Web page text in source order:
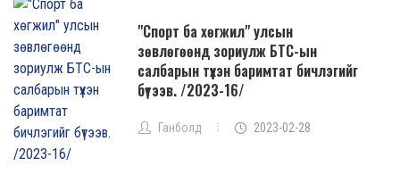
"Спорт ба хөгжил" улсын
зөвлөгөөнд зориулж БТС-ын
салбарын түүхэн баримтат бичлэгийг
бүтээв. /2023-16/
Ганболд 2023-02-28